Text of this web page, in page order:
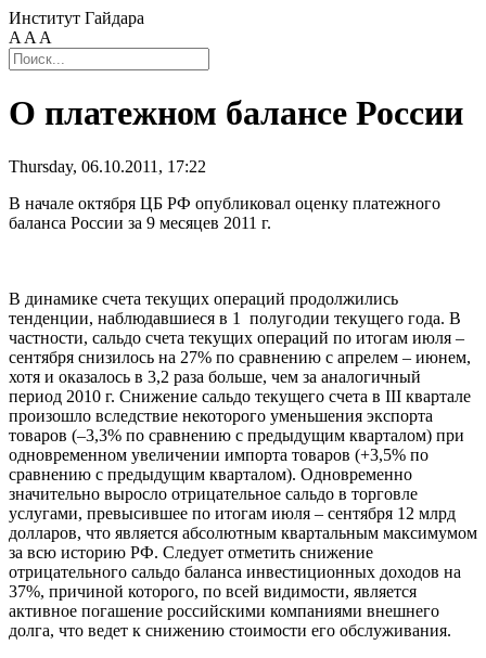
Институт Гайдара
A A A
О платежном балансе России
Thursday, 06.10.2011, 17:22
В начале октября ЦБ РФ опубликовал оценку платежного
баланса России за 9 месяцев 2011 г.
В динамике счета текущих операций продолжились
тенденции, наблюдавшиеся в 1 полугодии текущего года. В
частности, сальдо счета текущих операций по итогам июля –
сентября снизилось на 27% по сравнению с апрелем – июнем,
хотя и оказалось в 3,2 раза больше, чем за аналогичный
период 2010 г. Снижение сальдо текущего счета в III квартале
произошло вследствие некоторого уменьшения экспорта
товаров (–3,3% по сравнению с предыдущим кварталом) при
одновременном увеличении импорта товаров (+3,5% по
сравнению с предыдущим кварталом). Одновременно
значительно выросло отрицательное сальдо в торговле
услугами, превысившее по итогам июля – сентября 12 млрд
долларов, что является абсолютным квартальным максимумом
за всю историю РФ. Следует отметить снижение
отрицательного сальдо баланса инвестиционных доходов на
37%, причиной которого, по всей видимости, является
активное погашение российскими компаниями внешнего
долга, что ведет к снижению стоимости его обслуживания.